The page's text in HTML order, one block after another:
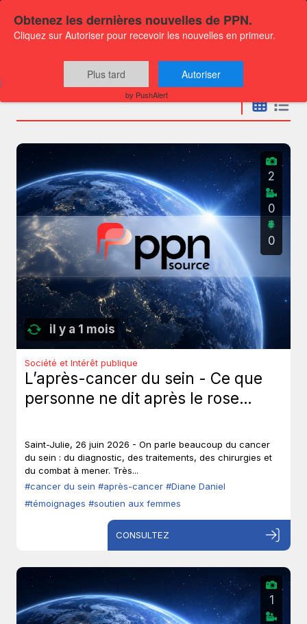
Communiqués
il y a 1 mois
2
0
0
Société et Intérêt publique
L’après-cancer du sein - Ce que
personne ne dit après le rose…
Saint-Julie, 26 juin 2026 - On parle beaucoup du cancer
du sein : du diagnostic, des traitements, des chirurgies et
du combat à mener. Très...
#cancer du sein #après-cancer #Diane Daniel
#témoignages #soutien aux femmes
CONSULTEZ
1
Obtenez les dernières nouvelles de PPN.
Cliquez sur Autoriser pour recevoir les nouvelles en primeur.
Plus tard Autoriser
by PushAlert